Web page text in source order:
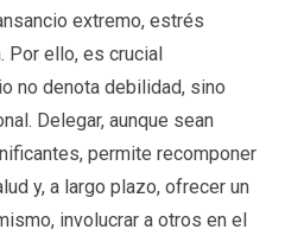
extremo, estrés
Por ello, es crucial
no denota debilidad, sino
Delegar, aunque sean
permite recomponer
y, a largo plazo, ofrecer un
involucrar a otros en el